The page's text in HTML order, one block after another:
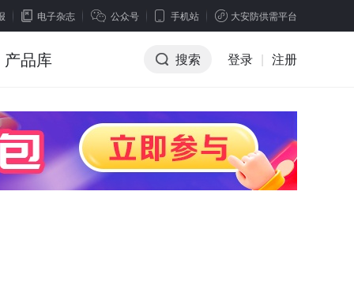
电子杂志 公众号 手机站 大安防供需平台
产品库 搜索 登录 | 注册